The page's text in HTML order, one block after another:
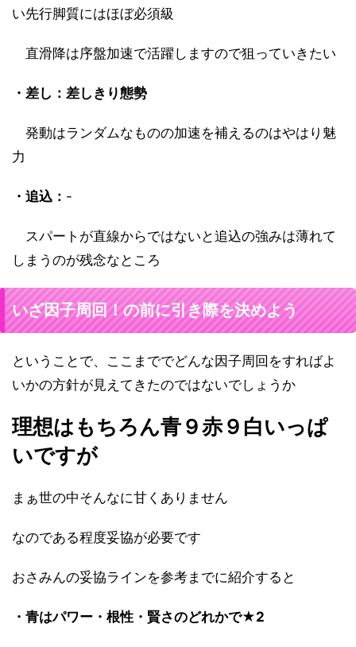
い先行脚質にはほぼ必須級
直滑降は序盤加速で活躍しますので狙っていきたい
・差し：差しきり態勢
発動はランダムなものの加速を補えるのはやはり魅
力
・追込： -
スパートが直線からではないと追込の強みは薄れて
しまうのが残念なところ
いざ因子周回！の前に引き際を決めよう
ということで、ここまででどんな因子周回をすればよ
いかの方針が見えてきたのではないでしょうか
理想はもちろん青９赤９白いっぱ
いですが
まぁ世の中そんなに甘くありません
なのである程度妥協が必要です
おさみんの妥協ラインを参考までに紹介すると
・青はパワー・根性・賢さのどれかで★2